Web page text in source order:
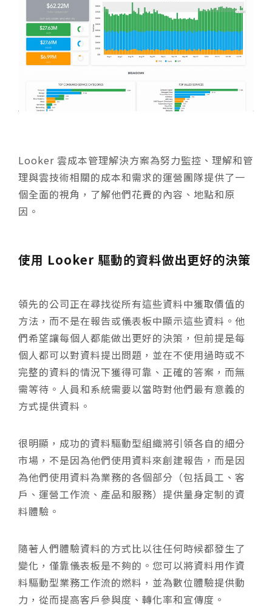
Looker 雲成本管理解決方案為努力監控、理解和管
理與雲技術相關的成本和需求的運營團隊提供了一
個全面的視角，了解他們花費的內容、地點和原
因。
使用 Looker 驅動的資料做出更好的決策
領先的公司正在尋找從所有這些資料中獲取價值的
方法，而不是在報告或儀表板中顯示這些資料。他
們希望讓每個人都能做出更好的決策，但前提是每
個人都可以對資料提出問題，並在不使用過時或不
完整的資料的情況下獲得可靠、正確的答案，而無
需等待。人員和系統需要以當時對他們最有意義的
方式提供資料。
很明顯，成功的資料驅動型組織將引領各自的細分
市場，不是因為他們使用資料來創建報告，而是因
為他們使用資料為業務的各個部分（包括員工、客
戶、運營工作流、產品和服務）提供量身定制的資
料體驗。
隨著人們體驗資料的方式比以往任何時候都發生了
變化，僅靠儀表板是不夠的。您可以將資料用作資
料驅動型業務工作流的燃料，並為數位體驗提供動
力，從而提高客戶參與度、轉化率和宣傳度。